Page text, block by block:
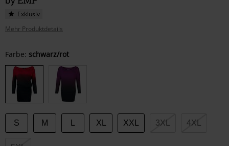
Exklusiv
Mehr Produktdetails
Wähle
deine
Größe
Farbe: schwarz/rot
S M XL XXL 3XL 4XL